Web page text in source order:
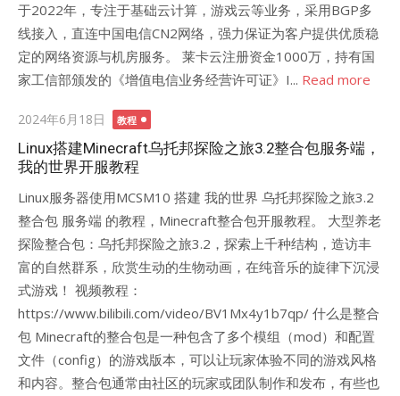
于2022年，专注于基础云计算，游戏云等业务，采用BGP多
线接入，直连中国电信CN2网络，强力保证为客户提供优质稳
定的网络资源与机房服务。 莱卡云注册资金1000万，持有国
家工信部颁发的《增值电信业务经营许可证》I... Read more
Posted
on
2024年6月18日 教程
Linux搭建Minecraft乌托邦探险之旅3.2整合包服务端，
我的世界开服教程
Linux服务器使用MCSM10 搭建 我的世界 乌托邦探险之旅3.2
整合包 服务端 的教程，Minecraft整合包开服教程。 大型养老
探险整合包：乌托邦探险之旅3.2，探索上千种结构，造访丰
富的自然群系，欣赏生动的生物动画，在纯音乐的旋律下沉浸
式游戏！ 视频教程：
https://www.bilibili.com/video/BV1Mx4y1b7qp/ 什么是整合
包 Minecraft的整合包是一种包含了多个模组（mod）和配置
文件（config）的游戏版本，可以让玩家体验不同的游戏风格
和内容。整合包通常由社区的玩家或团队制作和发布，有些也